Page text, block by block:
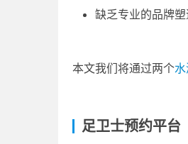
缺乏专业的品牌塑
本文我们将通过两个
足卫士预约平台